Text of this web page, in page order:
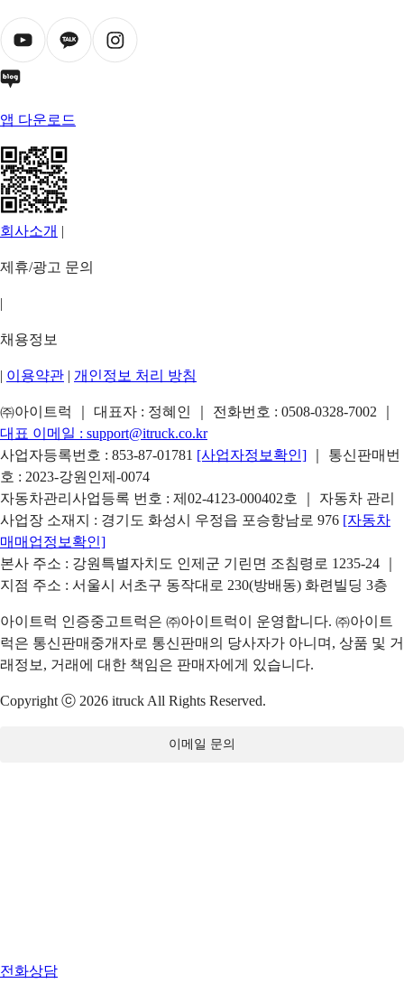
앱 다운로드
회사소개 |
제휴/광고 문의
|
채용정보
| 이용약관 | 개인정보 처리 방침
㈜아이트럭 ｜ 대표자 : 정혜인 ｜ 전화번호 : 0508-0328-7002
대표 이메일 : support@itruck.co.kr
사업자등록번호 : 853-87-01781 [사업자정보확인]
｜ 통신판매번
호 : 2023-강원인제-0074
자동차관리사업등록 번호 : 제02-4123-000402호 ｜ 자동차 관리
사업장 소재지 : 경기도 화성시 우정읍 포승항남로 976 [자동차
매매업정보확인]
본사 주소 : 강원특별자치도 인제군 기린면 조침령로 1235-24 ｜
지점 주소 : 서울시 서초구 동작대로 230(방배동) 화련빌딩 3층
아이트럭 인증중고트럭은 ㈜아이트럭이 운영합니다. ㈜아이트
럭은 통신판매중개자로 통신판매의 당사자가 아니며, 상품 및 거
래정보, 거래에 대한 책임은 판매자에게 있습니다.
Copyright ⓒ 2026 itruck All Rights Reserved.
이메일 문의
전화상담